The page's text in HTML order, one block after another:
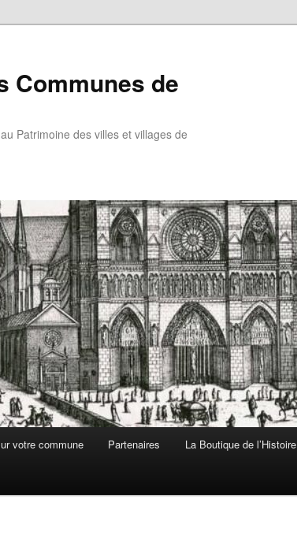
Communes de
Patrimoine des villes et villages de
votre commune Partenaires La Boutique de l’Histoire